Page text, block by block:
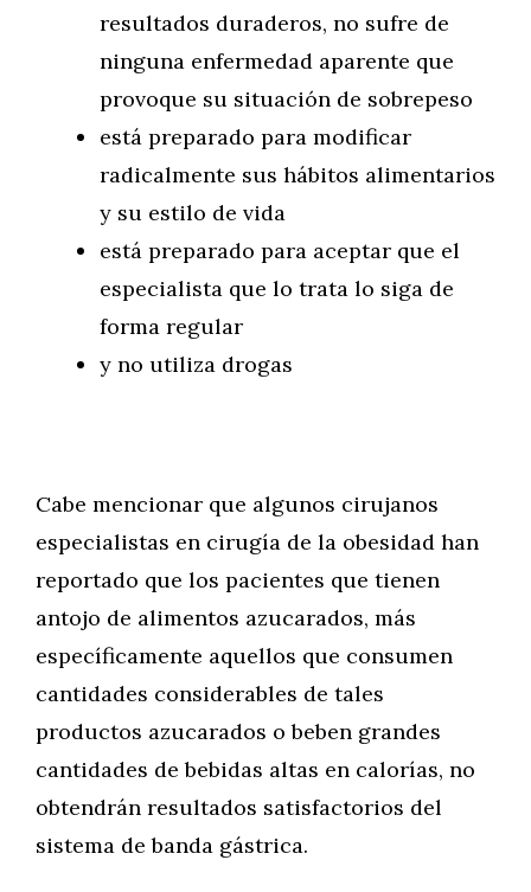
resultados duraderos, no sufre de
ninguna enfermedad aparente que
provoque su situación de sobrepeso
está preparado para modificar
radicalmente sus hábitos alimentarios
y su estilo de vida
está preparado para aceptar que el
especialista que lo trata lo siga de
forma regular
y no utiliza drogas
Cabe mencionar que algunos cirujanos
especialistas en cirugía de la obesidad han
reportado que los pacientes que tienen
antojo de alimentos azucarados, más
específicamente aquellos que consumen
cantidades considerables de tales
productos azucarados o beben grandes
cantidades de bebidas altas en calorías, no
obtendrán resultados satisfactorios del
sistema de banda gástrica.